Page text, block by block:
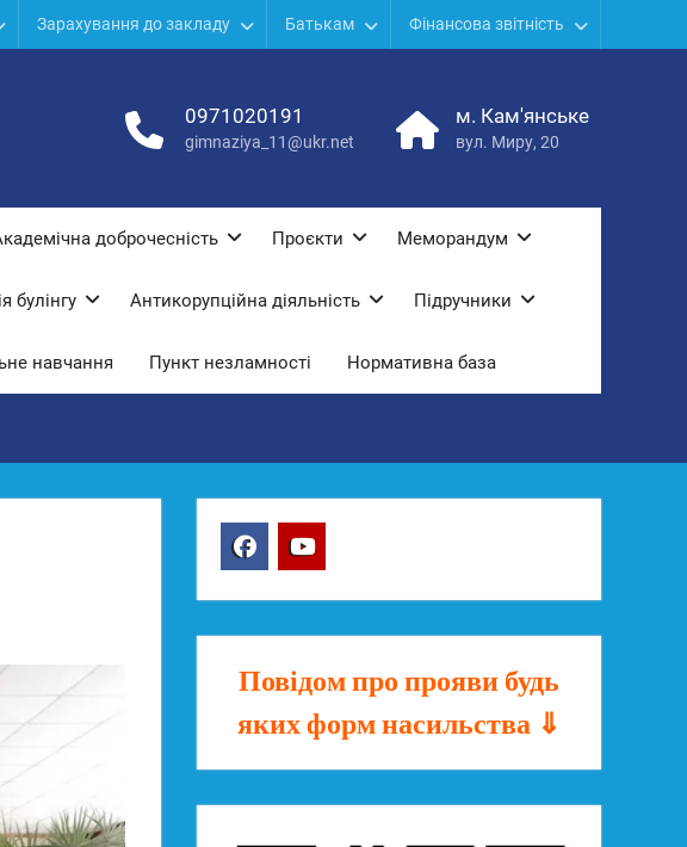
Зарахування до закладу Батькам Фінансова звітність
0971020191
gimnaziya_11@ukr.net
м. Кам'янське
вул. Миру, 20
доброчесність Проєкти Меморандум
булiнгу Антикорупційна діяльність Підручники
навчання Пункт незламності Нормативна база
Повідом про прояви будь
яких форм насильства ⇓